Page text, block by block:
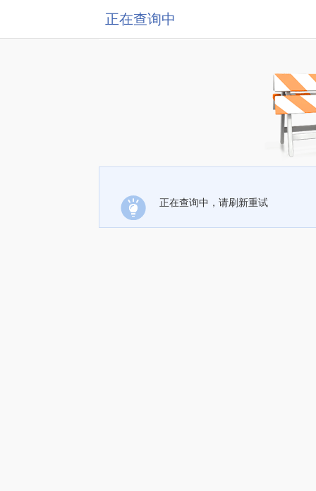
正在查询中
正在查询中，请刷新重试